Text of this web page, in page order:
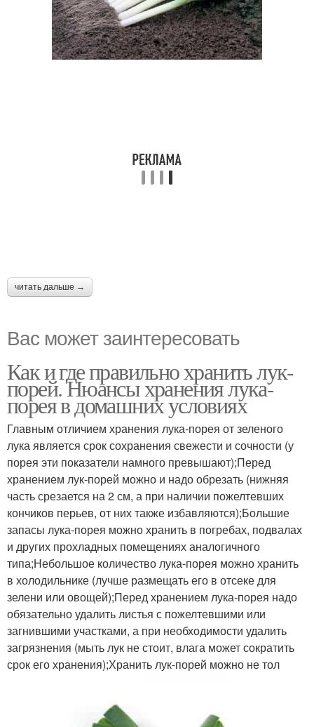
читать дальше →
Вас может заинтересовать
Как и где правильно хранить лук-
порей. Нюансы хранения лука-
порея в домашних условиях
Главным отличием хранения лука-порея от зеленого
лука является срок сохранения свежести и сочности (у
порея эти показатели намного превышают);Перед
хранением лук-порей можно и надо обрезать (нижняя
часть срезается на 2 см, а при наличии пожелтевших
кончиков перьев, от них также избавляются);Большие
запасы лука-порея можно хранить в погребах, подвалах
и других прохладных помещениях аналогичного
типа;Небольшое количество лука-порея можно хранить
в холодильнике (лучше размещать его в отсеке для
зелени или овощей);Перед хранением лука-порея надо
обязательно удалить листья с пожелтевшими или
загнившими участками, а при необходимости удалить
загрязнения (мыть лук не стоит, влага может сократить
срок его хранения);Хранить лук-порей можно не тол